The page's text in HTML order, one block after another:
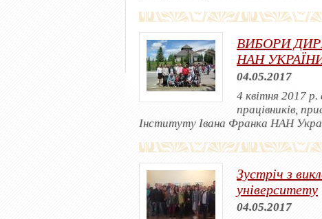
ВИБОРИ
НАН
04.05.2017
4 квітня 2017 р.
працівників,
Інституту Івана Франка НАН
Зустріч з
університету
04.05.2017